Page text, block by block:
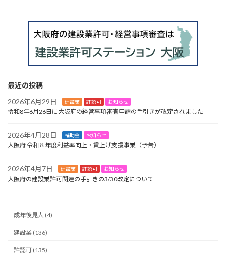
最近の投稿
2026年6月29日
建設業 許認可 お知らせ
令和8年6月26日に大阪府の経営事項審査申請の手引きが改定されました
2026年4月28日 補助金 お知らせ
大阪府 令和８年度利益率向上・賃上げ支援事業（予告）
2026年4月7日 建設業 許認可 お知らせ
大阪府の建設業許可関連の手引きの3/30改定について
成年後見人 (4)
建設業 (136)
許認可 (135)